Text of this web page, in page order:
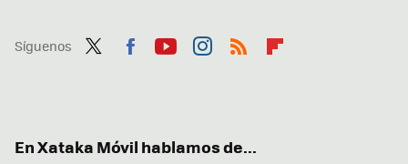
Síguenos
En Xataka Móvil hablamos de...